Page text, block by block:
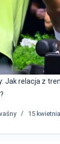
Jak relacja z
15